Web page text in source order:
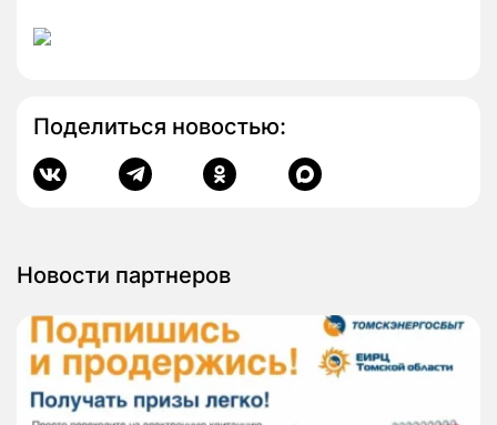
Поделиться новостью:
Новости партнеров